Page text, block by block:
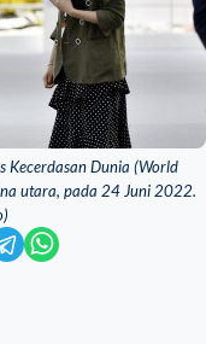
Kecerdasan Dunia (World
utara, pada 24 Juni 2022.